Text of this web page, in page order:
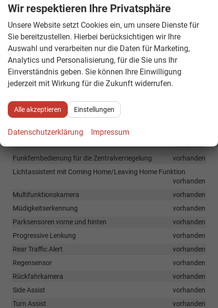
Sicherheit & Assistenz
Crew Protect Assist
vorhanden
Cross Traffic Assist
vorhanden
eCall-System
vorhanden
Elektronische Parkbremse
vorhanden
Erweiterter Insassenschutz (PreCrash)
vorhanden
Fahrer- und Beifahrerairbag sowie Knieairbag auf der
Fahrerseite, Seitenairbags und Vorhangairbags vorne
Frontassistent mit Fußgänger- und Radfahrerschutz
Funkfernbedienung für die Zentralverriegelung
vorhanden
Lichtassistent mit Coming Home/Leaving Home Funktion
vorhanden
Multifunktionskamera
vorhanden
Müdigkeitserkennung
vorhanden
Parksensoren vorne und hinten
vorhanden
Progressive Lenkung
vorhanden
Rear Traffic Alert
vorhanden
Regensensor
vorhanden
Rückfahrkamera
vorhanden
Side Assist
vorhanden
Turn Assist
vorhanden
Wir respektieren Ihre Privatsphäre
Unsere Website setzt Cookies ein, um unsere Dienste für
Sie bereitzustellen. Hierbei berücksichtigen wir Ihre
Auswahl und verarbeiten nur die Daten für Marketing,
Analytics und Personalisierung, für die Sie uns Ihr
Einverständnis geben. Sie können Ihre Einwilligung
jederzeit mit Wirkung für die Zukunft widerrufen.
Alle akzeptieren Einstellungen
Datenschutzerklärung Impressum